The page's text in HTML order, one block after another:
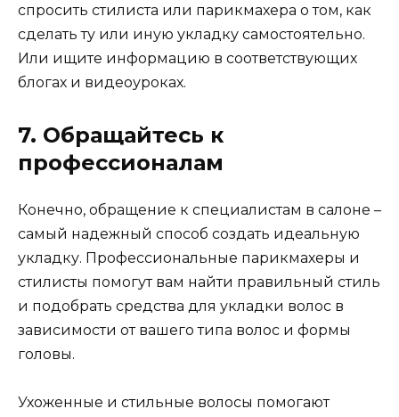
спросить стилиста или парикмахера о том, как
сделать ту или иную укладку самостоятельно.
Или ищите информацию в соответствующих
блогах и видеоуроках.
7. Обращайтесь к
профессионалам
Конечно, обращение к специалистам в салоне –
самый надежный способ создать идеальную
укладку. Профессиональные парикмахеры и
стилисты помогут вам найти правильный стиль
и подобрать средства для укладки волос в
зависимости от вашего типа волос и формы
головы.
Ухоженные и стильные волосы помогают